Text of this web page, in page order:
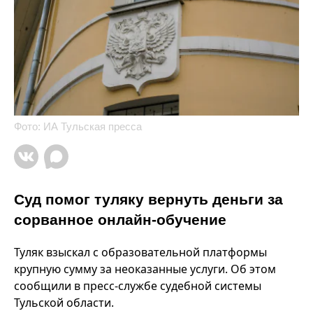
Фото: ИА Тульская пресса
Суд помог туляку вернуть деньги за
сорванное онлайн-обучение
Туляк взыскал с образовательной платформы
крупную сумму за неоказанные услуги. Об этом
сообщили в пресс-службе судебной системы
Тульской области.